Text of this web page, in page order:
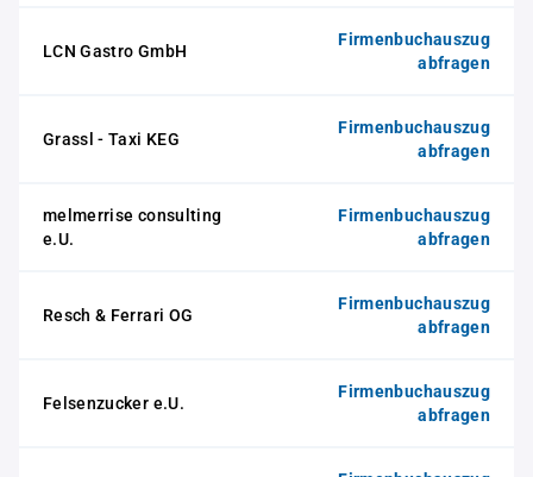
LCN Gastro GmbH
Firmenbuchauszug
abfragen
Grassl - Taxi KEG
Firmenbuchauszug
abfragen
melmerrise consulting
e.U.
Firmenbuchauszug
abfragen
Resch & Ferrari OG
Firmenbuchauszug
abfragen
Felsenzucker e.U.
Firmenbuchauszug
abfragen